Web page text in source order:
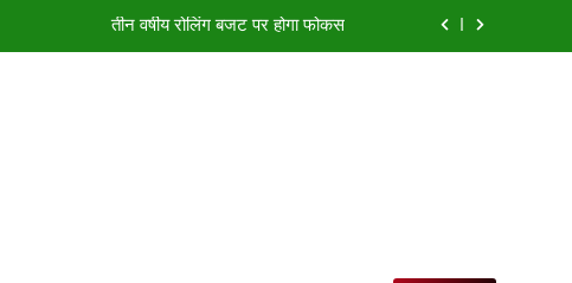
खेलो इंडिया एक्सीलेंस सेंटर, बिलासपुर में ले रहीं प्रशिक्षण
किस्मत, जानें करियर, कारोबार और धन लाभ का हाल
इंडिया एक्सीलेंस सेंटर, बिलासपुर में ले रहीं प्रशिक्षण